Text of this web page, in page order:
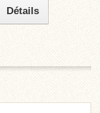
Détails